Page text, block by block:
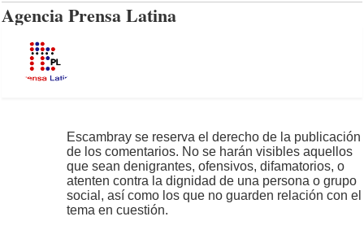
Agencia Prensa Latina
Escambray se reserva el derecho de la publicación
de los comentarios. No se harán visibles aquellos
que sean denigrantes, ofensivos, difamatorios, o
atenten contra la dignidad de una persona o grupo
social, así como los que no guarden relación con el
tema en cuestión.